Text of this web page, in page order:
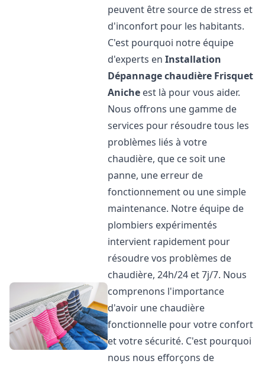
peuvent être source de stress et
d'inconfort pour les habitants.
C'est pourquoi notre équipe
d'experts enInstallation
Dépannage chaudière Frisquet
Aniche est là pour vous aider.
Nous offrons une gamme de
services pour résoudre tous les
problèmes liés à votre
chaudière, que ce soit une
panne, une erreur de
fonctionnement ou une simple
maintenance. Notre équipe de
plombiers expérimentés
intervient rapidement pour
résoudre vos problèmes de
chaudière, 24h/24 et 7j/7. Nous
comprenons l'importance
d'avoir une chaudière
fonctionnelle pour votre confort
et votre sécurité. C'est pourquoi
nous nous efforçons de